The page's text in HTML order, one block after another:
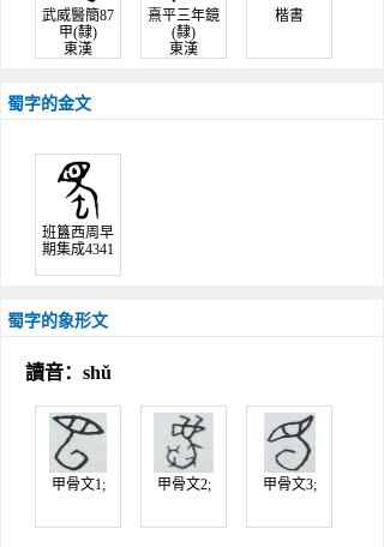
武威醫簡87
甲(隸)
東漢
熹平三年鏡
(隸)
東漢
楷書
蜀字的金文
班簋西周早
期集成4341
蜀字的象形文
讀音：shǔ
甲骨文1; 甲骨文2; 甲骨文3;